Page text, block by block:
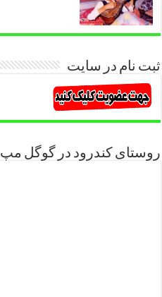
ثبت نام در سایت
روستای کندرود در گوگل مپ